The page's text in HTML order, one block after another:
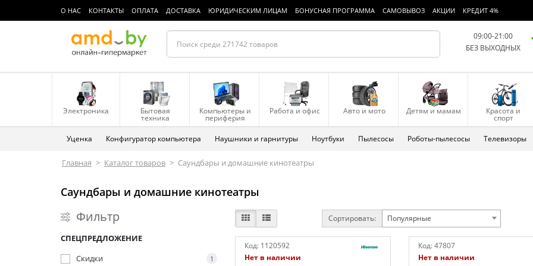
О НАС КОНТАКТЫ ОПЛАТА ДОСТАВКА ЮРИДИЧЕСКИМ ЛИЦАМ БОНУСНАЯ ПРОГРАММА САМОВЫВОЗ АКЦИИ КРЕДИТ 4%
09:00-21:00
БЕЗ ВЫХОДНЫХ
Электроника Бытовая
техника
Компьютеры и
периферия
Работа и офис Авто и мото Детям и мамам Красота и
спорт
Уценка Конфигуратор компьютера Наушники и гарнитуры Ноутбуки Пылесосы Роботы-пылесосы Телевизоры
Главная > Каталог товаров > Саундбары и домашние кинотеатры
Саундбары и домашние кинотеатры
Фильтр
СПЕЦПРЕДЛОЖЕНИЕ
Скидки
1
Сортировать: Популярные
Код: 1120592
Нет в наличии
Код:47807
Нет в наличии